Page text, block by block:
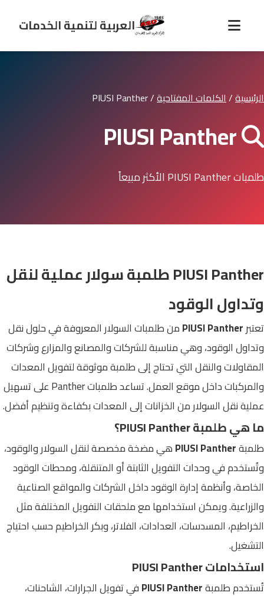
العربية لتنمية الخدمات
الرئيسية/الكلمات المفتاحية/
PIUSI Panther
طلمبات PIUSI Panther الأكثر مبيعاً
PIUSI Panther طلمبة سولار عملية لنقل
وتداول الوقود
تعتبرPIUSI Pantherمن طلمبات السولار المعروفة في حلول نقل
وتداول الوقود، وهي مناسبة للشركات والمصانع والمزارع وشركات
المقاولات والنقل التي تحتاج إلى طلمبة موثوقة لتفويل المعدات
والمركبات داخل موقع العمل. تساعد طلمبات Panther على تسهيل
عملية نقل السولار من الخزانات إلى المعدات بكفاءة وتنظيم أفضل.
ما هي طلمبة PIUSI Panther؟
طلمبةPIUSI Pantherهي مضخة مخصصة لنقل السولار والوقود،
وتُستخدم في وحدات التفويل الثابتة أو المتنقلة، ومحطات الوقود
الخاصة، وأنظمة إدارة الوقود داخل الشركات والمواقع الصناعية
والزراعية. ويمكن استخدامها مع ملحقات التفويل المختلفة مثل
الخراطيم، المسدسات، العدادات، الفلاتر، وبكر الخراطيم حسب احتياج
التشغيل.
استخدامات PIUSI Panther
تُستخدم طلمبةPIUSI Pantherفي تفويل الجرارات، الشاحنات،